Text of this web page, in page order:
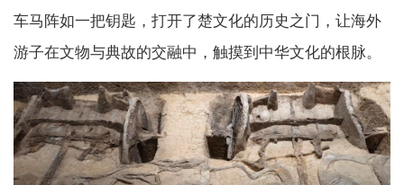
车马阵如一把钥匙，打开了楚文化的历史之门，让海外
游子在文物与典故的交融中，触摸到中华文化的根脉。